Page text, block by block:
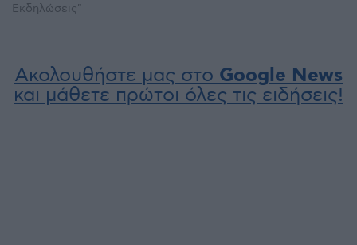
Εκδηλώσεις"
Ακολουθήστε μας στο Google News
και μάθετε πρώτοι όλες τις ειδήσεις!